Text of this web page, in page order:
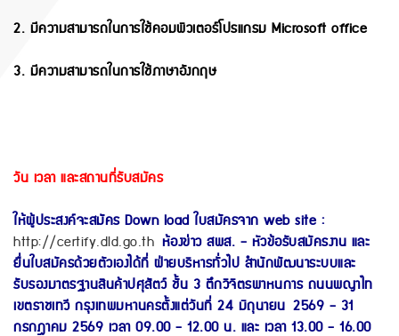
2. มีความสามารถในการใช้คอมพิวเตอร์โปรแกรม Microsoft office
3. มีความสามารถในการใช้ภาษาอังกฤษ
วัน เวลา และสถานที่รับสมัคร
ให้ผู้ประสงค์จะสมัคร Down load ใบสมัครจาก web site :
http://certify.dld.go.th ห้องข่าว สพส. - หัวข้อรับสมัครงาน และ
ยื่นใบสมัครด้วยตัวเองได้ที่ ฝ่ายบริหารทั่วไป สำนักพัฒนาระบบและ
รับรองมาตรฐานสินค้าปศุสัตว์ ชั้น 3 ตึกวิจิตรพาหนการ ถนนพญาไท
เขตราชเทวี กรุงเทพมหานครตั้งแต่วันที่ 24 มิถุนายน 2569 - 31
กรกฎาคม 2569 เวลา 09.00 - 12.00 น. และ เวลา 13.00 - 16.00